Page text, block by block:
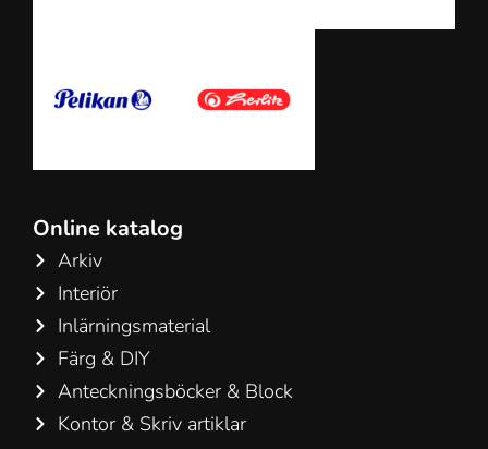
Online katalog
Arkiv
Interiör
Inlärningsmaterial
Färg & DIY
Anteckningsböcker & Block
Kontor & Skriv artiklar